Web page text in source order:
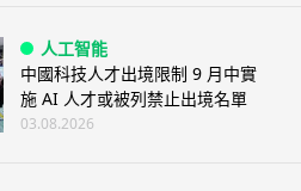
人工智能
中國科技人才出境限制 9 月中實
施 AI 人才或被列禁止出境名單
03.08.2026